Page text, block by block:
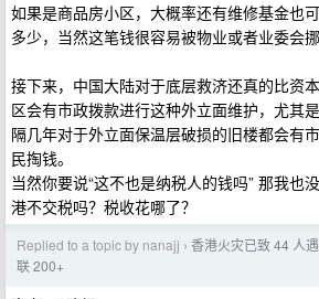
如果是商品房小区，大概率还有维修基金也
多少，当然这笔钱很容易被物业或者业委会挪
接下来，中国大陆对于底层救济还真的比资
区会有市政拨款进行这种外立面维护，尤其
隔几年对于外立面保温层破损的旧楼都会有
民掏钱。
当然你要说“这不也是纳税人的钱吗” 那我也
港不交税吗？税收花哪了？
Replied to a topic by nanajj › 香港火灾已致 44 人
联 200+